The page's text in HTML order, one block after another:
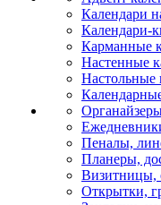
Календари
Календари-
Карманные
Настенные
Настольные
Пеналы,
Планеры,
Визитницы,
Открытки,